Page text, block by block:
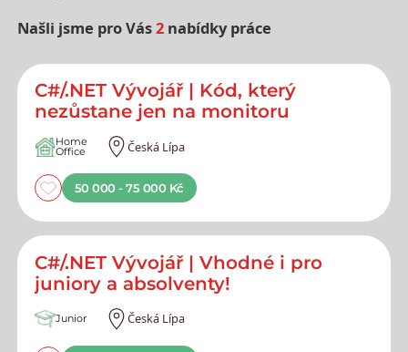
Našli jsme pro Vás2 nabídky práce
Nejnovější nabídky práce
C#/.NET Vývojář | Kód, který
nezůstane jen na monitoru
Home
Office Česká Lípa
50 000 - 75 000 Kč
C#/.NET Vývojář | Vhodné i pro
juniory a absolventy!
Junior Česká Lípa